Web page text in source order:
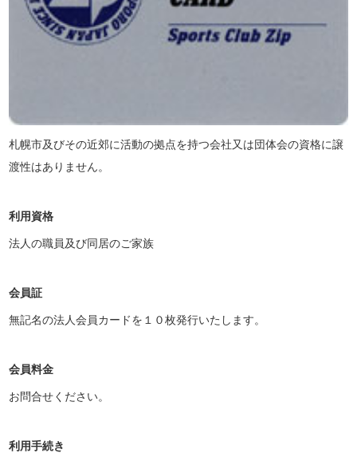
札幌市及びその近郊に活動の拠点を持つ会社又は団体会の資格に譲
渡性はありません。
利用資格
法人の職員及び同居のご家族
会員証
無記名の法人会員カードを１０枚発行いたします。
会員料金
お問合せください。
利用手続き